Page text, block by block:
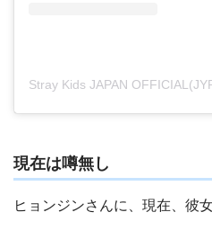
現在は噂無し
ヒョンジンさんに、現在、彼